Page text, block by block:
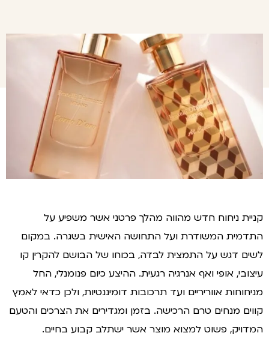
ניחוח חדש מהווה מהלך פרטני אשר משפיע על
המשודרת ועל התחושה האישית בשגרה. במקום
דגש על התמצית לבדה, בכוחו של הבושם להקרין קו
אופי ואף אנרגיה רגעית. ההיצע כיום פנומנלי, החל
אווריריים ועד תרכובות דומיננטיות, ולכן כדאי לאמץ
מנחים טרם הרכישה. בזמן ומגדירים את הצרכים והטעם
פשוט למצוא מוצר אשר ישתלב קבוע בחיים.